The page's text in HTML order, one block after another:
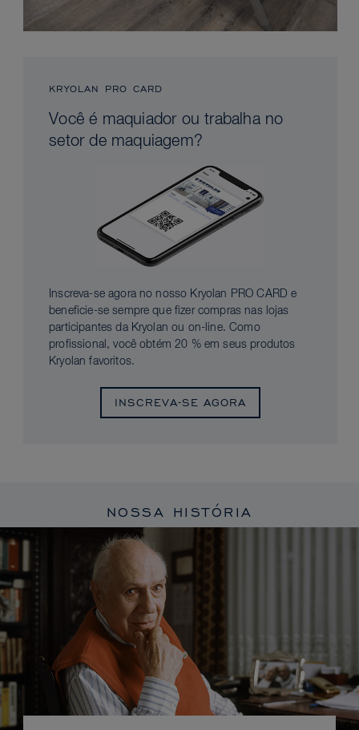
KRYOLAN PRO CARD
Você é maquiador ou trabalha no
setor de maquiagem?
Inscreva-se agora no nosso Kryolan PRO CARD e
beneficie-se sempre que fizer compras nas lojas
participantes da Kryolan ou on-line. Como
profissional, você obtém 20 % em seus produtos
Kryolan favoritos.
INSCREVA-SE AGORA
NOSSA HISTÓRIA